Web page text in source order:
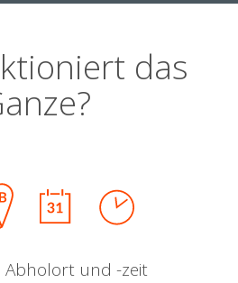
das
Abholort und -zeit